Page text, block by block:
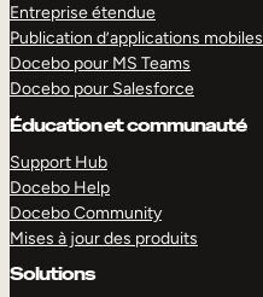
Entreprise étendue
Publication d’applications mobiles
Docebo pour MS Teams
Docebo pour Salesforce
Éducation et communauté
Support Hub
Docebo Help
Docebo Community
Mises à jour des produits
Solutions